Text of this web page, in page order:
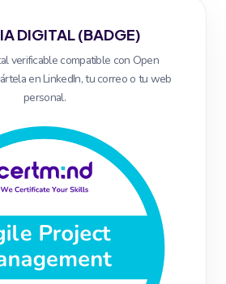
DIGITAL (BADGE)
verificable compatible con Open
en LinkedIn, tu correo o tu web
personal.